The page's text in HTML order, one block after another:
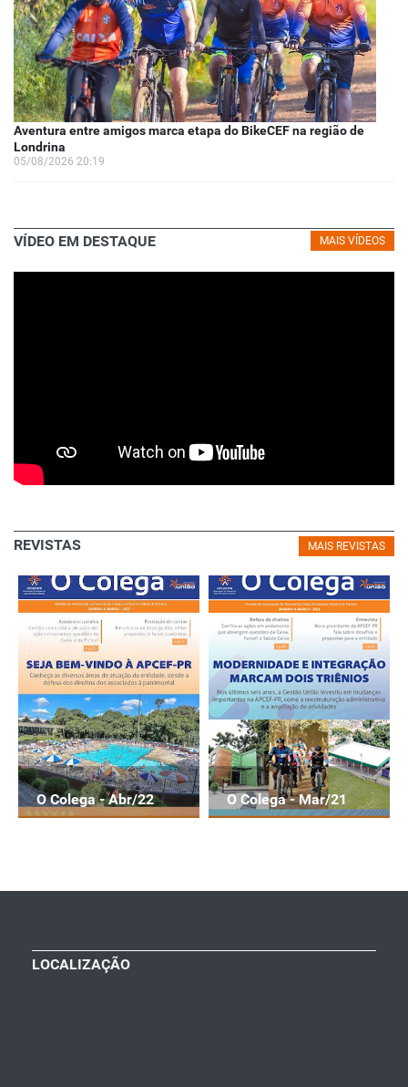
Aventura entre amigos marca etapa do BikeCEF na região de
Londrina
05/08/2026 20:19
MAIS VÍDEOS
VÍDEO EM DESTAQUE
MAIS REVISTAS
REVISTAS
O Colega - Abr/22 O Colega - Mar/21
LOCALIZAÇÃO